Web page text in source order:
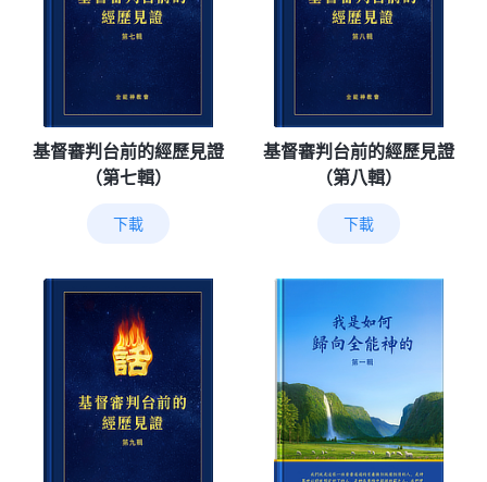
基督審判台前的經歷見證
（第七輯）
下載
基督審判台前的經歷見證
（第八輯）
下載